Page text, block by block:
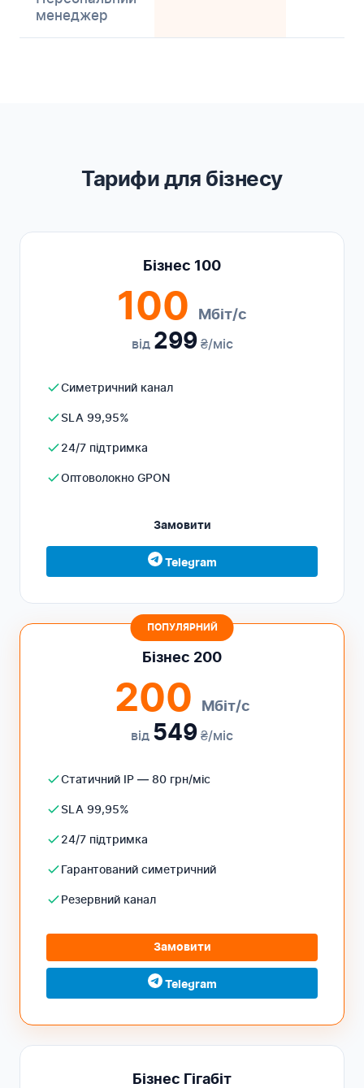
менеджер
Тарифи для бізнесу
Бізнес 100
100 Мбіт/с
від 299₴/міс
Симетричний канал
SLA 99,95%
24/7 підтримка
Оптоволокно GPON
Замовити
Telegram
ПОПУЛЯРНИЙ
Бізнес 200
200 Мбіт/с
від 549 ₴/міс
Статичний IP — 80 грн/міс
SLA 99,95%
24/7 підтримка
Гарантований симетричний
Резервний канал
Замовити
Telegram
Бізнес Гігабіт